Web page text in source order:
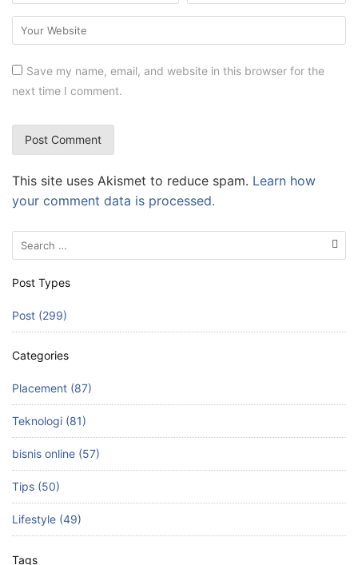
Save my name, email, and website in this browser for the
next time I comment.
This site uses Akismet to reduce spam. Learn how
your comment data is processed.
Search
for:
Post Types
Post (299)
Categories
Placement (87)
Teknologi (81)
bisnis online (57)
Tips (50)
Lifestyle (49)
Tags